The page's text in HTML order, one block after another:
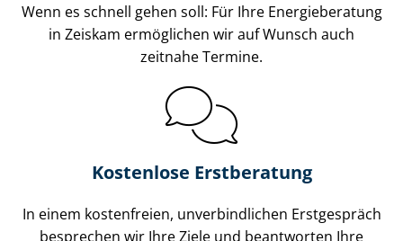
Wenn es schnell gehen soll: Für Ihre Energieberatung
in Zeiskam ermöglichen wir auf Wunsch auch
zeitnahe Termine.
Kostenlose Erstberatung
In einem kostenfreien, unverbindlichen Erstgespräch
besprechen wir Ihre Ziele und beantworten Ihre